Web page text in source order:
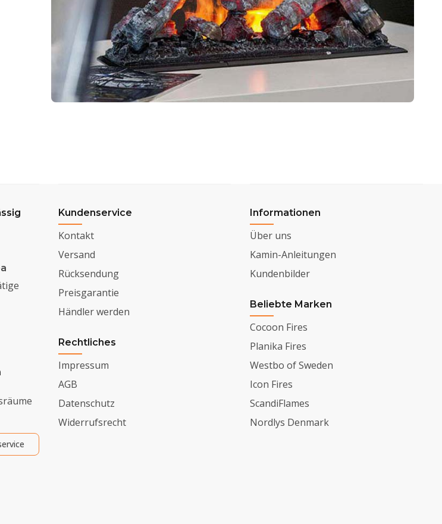
Kundenservice
Kontakt
Versand
Rücksendung
Preisgarantie
Händler werden
Rechtliches
Impressum
AGB
Datenschutz
Widerrufsrecht
Informationen
Über uns
Kamin-Anleitungen
Kundenbilder
Beliebte Marken
Cocoon Fires
Planika Fires
Westbo of Sweden
Icon Fires
ScandiFlames
Nordlys Denmark